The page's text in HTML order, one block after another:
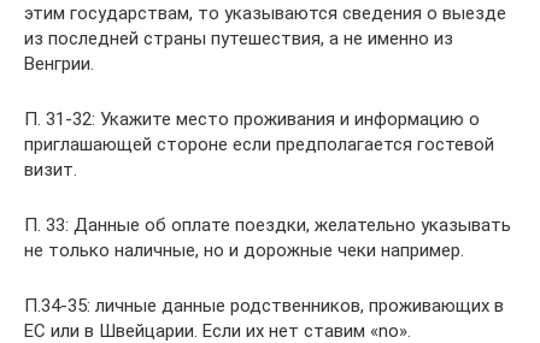
этим государствам, то указываются сведения о выезде
из последней страны путешествия, а не именно из
Венгрии.
П. 31-32: Укажите место проживания и информацию о
приглашающей стороне если предполагается гостевой
визит.
П. 33: Данные об оплате поездки, желательно указывать
не только наличные, но и дорожные чеки например.
П.34-35: личные данные родственников, проживающих в
ЕС или в Швейцарии. Если их нет ставим «no».